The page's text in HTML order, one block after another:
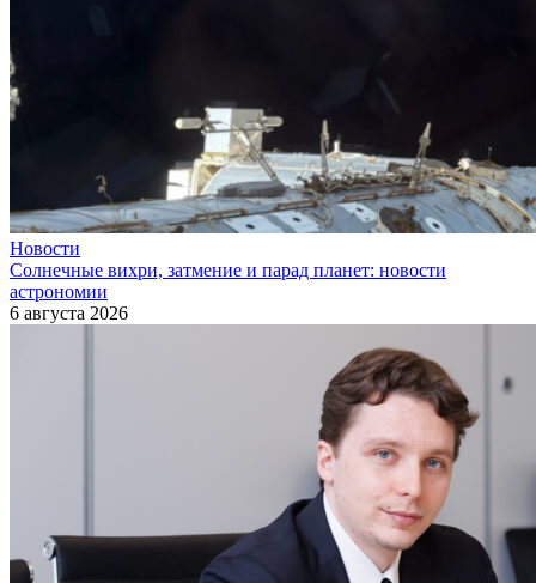
Новости
Солнечные вихри, затмение и парад планет: новости
астрономии
6 августа 2026